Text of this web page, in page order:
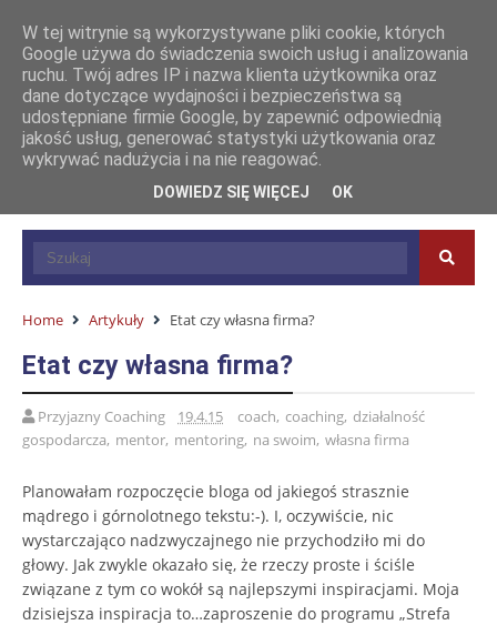
Home Artykuły Etat czy własna firma?
Etat czy własna firma?
Przyjazny Coaching 19.4.15 coach, coaching, działalność
gospodarcza, mentor, mentoring, na swoim, własna firma
Planowałam rozpoczęcie bloga od jakiegoś strasznie
mądrego i górnolotnego tekstu:-). I, oczywiście, nic
wystarczająco nadzwyczajnego nie przychodziło mi do
głowy. Jak zwykle okazało się, że rzeczy proste i ściśle
związane z tym co wokół są najlepszymi inspiracjami. Moja
dzisiejsza inspiracja to…zaproszenie do programu „Strefa
W tej witrynie są wykorzystywane pliki cookie, których
Google używa do świadczenia swoich usług i analizowania
ruchu. Twój adres IP i nazwa klienta użytkownika oraz
dane dotyczące wydajności i bezpieczeństwa są
udostępniane firmie Google, by zapewnić odpowiednią
jakość usług, generować statystyki użytkowania oraz
wykrywać nadużycia i na nie reagować.
DOWIEDZ SIĘ WIĘCEJ OK